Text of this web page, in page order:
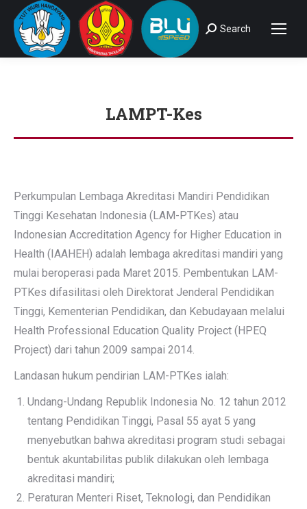
Search:
Search
LAMPT-Kes
You are here:
Perkumpulan Lembaga Akreditasi Mandiri Pendidikan
Tinggi Kesehatan Indonesia (LAM-PTKes) atau
Indonesian Accreditation Agency for Higher Education in
Health (IAAHEH) adalah lembaga akreditasi mandiri yang
mulai beroperasi pada Maret 2015. Pembentukan LAM-
PTKes difasilitasi oleh Direktorat Jenderal Pendidikan
Tinggi, Kementerian Pendidikan, dan Kebudayaan melalui
Health Professional Education Quality Project (HPEQ
Project) dari tahun 2009 sampai 2014.
Landasan hukum pendirian LAM-PTKes ialah:
Undang-Undang Republik Indonesia No. 12 tahun 2012
tentang Pendidikan Tinggi, Pasal 55 ayat 5 yang
menyebutkan bahwa akreditasi program studi sebagai
bentuk akuntabilitas publik dilakukan oleh lembaga
akreditasi mandiri;
Peraturan Menteri Riset, Teknologi, dan Pendidikan